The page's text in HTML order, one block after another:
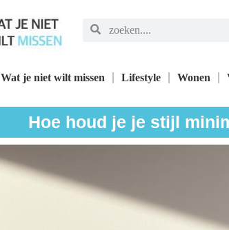
Wat je niet wilt missen Lifestyle Wonen
Hoe houd je je stijl